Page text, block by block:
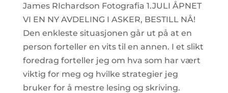
James RIchardson Fotografia 1.JULI ÅPNET
VI EN NY AVDELING I ASKER, BESTILL NÅ!
Den enkleste situasjonen går ut på at en
person forteller en vits til en annen. I et slikt
foredrag forteller jeg om hva som har vært
viktig for meg og hvilke strategier jeg
bruker for å mestre lesing og skriving.